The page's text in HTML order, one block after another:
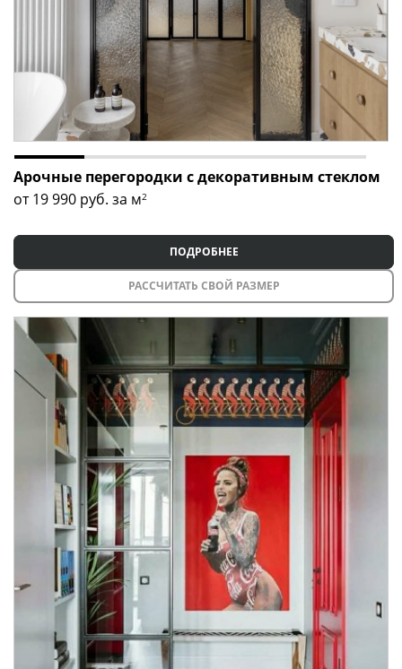
Арочные перегородки с декоративным стеклом
от 19 990 руб. за м2
ПОДРОБНЕЕ
РАССЧИТАТЬ СВОЙ РАЗМЕР